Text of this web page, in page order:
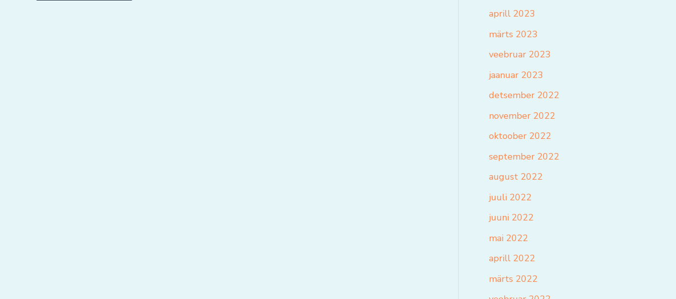
aprill 2023
märts 2023
veebruar 2023
jaanuar 2023
detsember 2022
november 2022
oktoober 2022
september 2022
august 2022
juuli 2022
juuni 2022
mai 2022
aprill 2022
märts 2022